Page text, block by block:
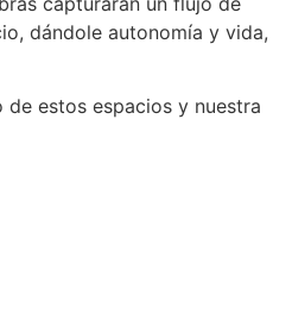
dándole autonomía y vida,
estos espacios y nuestra